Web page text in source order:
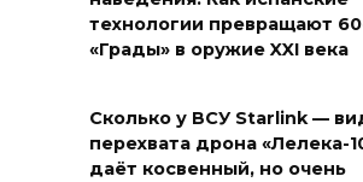
технологии превращают
«Грады» в оружие XXI века
Сколько у ВСУ Starlink —
перехвата дрона «Лелека-
даёт косвенный, но очень